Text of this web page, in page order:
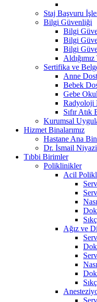
Staj Başvuru
Bilgi Güvenliği
Bilgi
Bilgi
Bilgi
Sertifika ve
Anne
Bebek
Gebe
Radyoloji
Sıfır Atık
Kurumsal
Hizmet Binalarımız
Hastane Ana
Dr. İsmail
Tıbbi Birimler
Poliklinikler
Acil
Ağız ve